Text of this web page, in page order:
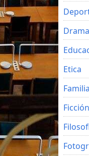
Drama
Etica
Ficción